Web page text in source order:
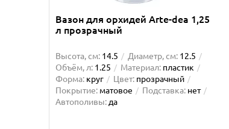
Вазон для орхидей Arte-dea 1,25
л прозрачный
Высота, см: 14.5 Диаметр, см: 12.5
Объём, л: 1.25 Материал: пластик
Форма: круг Цвет: прозрачный
Покрытие: матовое Подставка: нет
Автополивы: да